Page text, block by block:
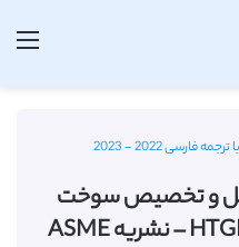
فارسی 2022 - 2023
و تخصیص سوخت